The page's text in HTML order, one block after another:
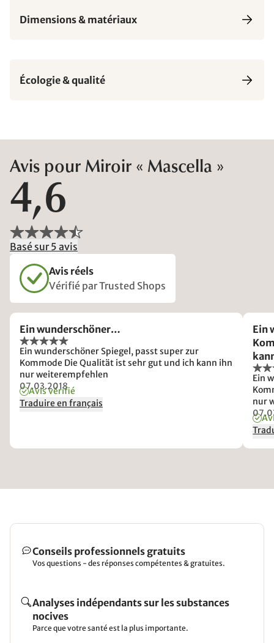
Dimensions & matériaux
Écologie & qualité
Avis pour Miroir « Mascella »
4,6
Basé sur 5 avis
Avis réels
Vérifié par Trusted Shops
Ein wunderschöner…
Ein wunderschöner Spiegel, passt super zur
Kommode Die Qualität ist sehr gut und ich kann ihn
nur weiterempfehlen
07.03.2018
Avis vérifié
Traduire en français
Ein
Ein
nur
Conseils professionnels gratuits
Vos questions - des réponses compétentes & gratuites.
Analyses indépendants sur les substances
nocives
Parce que votre santé est la plus importante.